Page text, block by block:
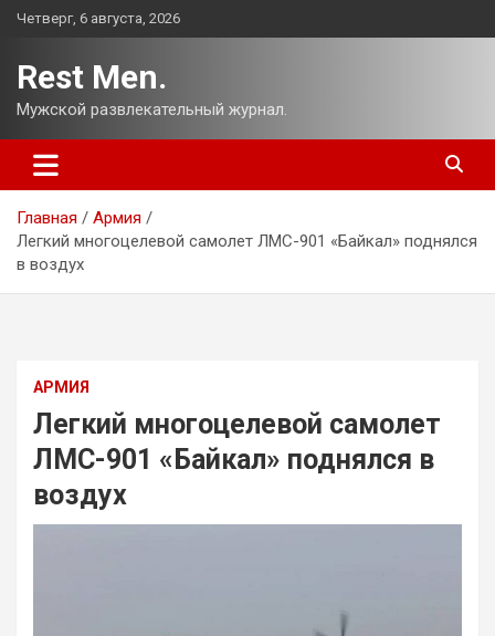
Перейти
Четверг, 6 августа, 2026
Rest Men.
Мужской развлекательный журнал.
Главная
Армия
Легкий многоцелевой самолет ЛМС-901 «Байкал» поднялся
в воздух
АРМИЯ
Легкий многоцелевой самолет
ЛМС-901 «Байкал» поднялся в
воздух